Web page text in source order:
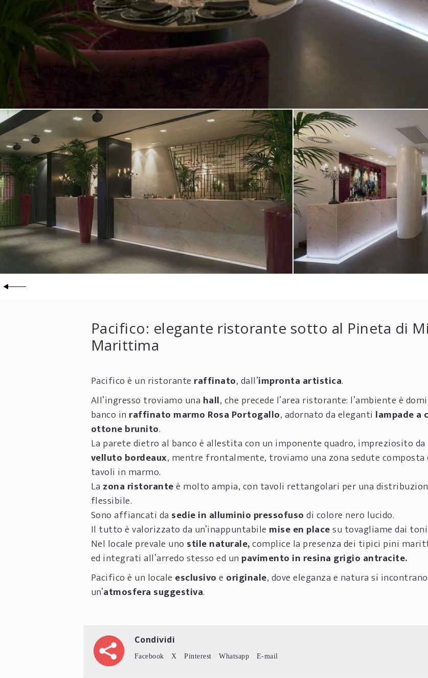
Pacifico: elegante ristorante sotto al Pineta di
Marittima
Pacifico è un ristorante raffinato, dall’impronta artistica.
All’ingresso troviamo una hall, che precede l’area ristorante: l’ambiente è
banco in raffinato marmo Rosa Portogallo, adornato da eleganti lampadea
ottone brunito.
La parete dietro al banco è allestita con un imponente quadro, impreziosito da
velluto bordeaux, mentre frontalmente, troviamo una zona sedute composta
tavoli in marmo.
La zona ristoranteè molto ampia, con tavoli rettangolari per una
flessibile.
Sono affiancati da sedie in alluminio pressofusodi colore nero lucido.
Il tutto è valorizzato da un’inappuntabile mise en placesu tovagliame dai
Nel locale prevale uno stile naturale,complice la presenza dei tipici pini
ed integrati all’arredo stesso ed un pavimento in resina grigio antracite.
Pacifico è un locale esclusivoe originale, dove eleganza e natura si
un’atmosfera suggestiva.
Condividi
Facebook X Pinterest Whatsapp E-mail